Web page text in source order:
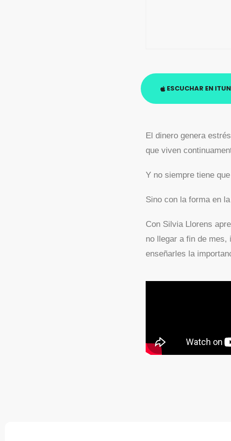
ESCUCHAR EN
El dinero genera
que viven
Y no siempre tiene
Sino con la forma en
Con Silvia Llorens
no llegar a fin de mes,
enseñarles la